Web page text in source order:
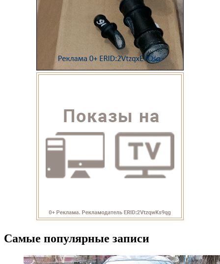
Самые популярные записи